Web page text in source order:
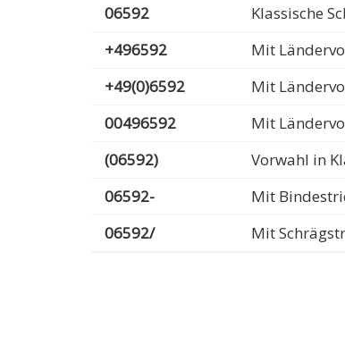
06592
Klassische
+496592
Mit
+49(0)6592
Mit
00496592
Mit
(06592)
Vorwahl in
06592-
Mit
06592/
Mit